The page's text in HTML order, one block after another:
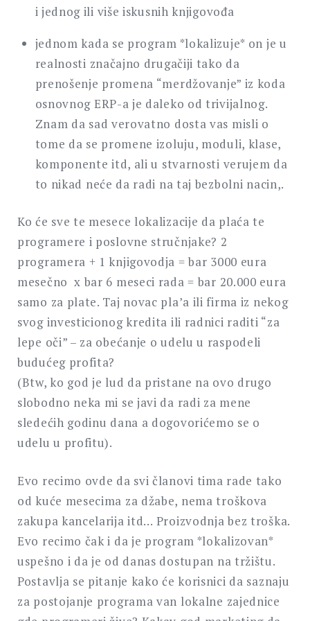
i jednog ili više iskusnih knjigovođa
jednom kada se program *lokalizuje* on je u
realnosti značajno drugačiji tako da
prenošenje promena “merdžovanje” iz koda
osnovnog ERP-a je daleko od trivijalnog.
Znam da sad verovatno dosta vas misli o
tome da se promene izoluju, moduli, klase,
komponente itd, ali u stvarnosti verujem da
to nikad neće da radi na taj bezbolni nacin,.
Ko će sve te mesece lokalizacije da plaća te
programere i poslovne stručnjake? 2
programera + 1 knjigovodja = bar 3000 eura
mesečno x bar 6 meseci rada = bar 20.000 eura
samo za plate. Taj novac pla’a ili firma iz nekog
svog investicionog kredita ili radnici raditi “za
lepe oči” – za obećanje o udelu u raspodeli
budućeg profita?
(Btw, ko god je lud da pristane na ovo drugo
slobodno neka mi se javi da radi za mene
sledećih godinu dana a dogovorićemo se o
udelu u profitu).
Evo recimo ovde da svi članovi tima rade tako
od kuće mesecima za džabe, nema troškova
zakupa kancelarija itd… Proizvodnja bez troška.
Evo recimo čak i da je program *lokalizovan*
uspešno i da je od danas dostupan na tržištu.
Postavlja se pitanje kako će korisnici da saznaju
za postojanje programa van lokalne zajednice